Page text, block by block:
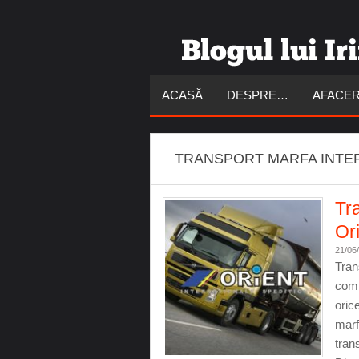
ACASĂ DESPRE…
TRANSPORT MARFA
21/